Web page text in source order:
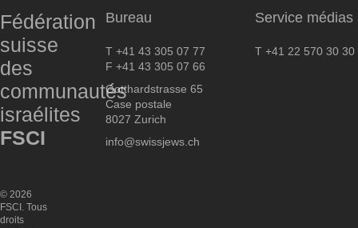
Fédération
suisse
des
communautés
israélites
FSCI
Bureau
T +41 43 305 07 77
F +41 43 305 07 66
Gotthardstrasse 65
Case postale
8027 Zurich
info@swissjews.ch
Service médias
T +41 22 570 30 30
© 2026
FSCI. Tous
droits